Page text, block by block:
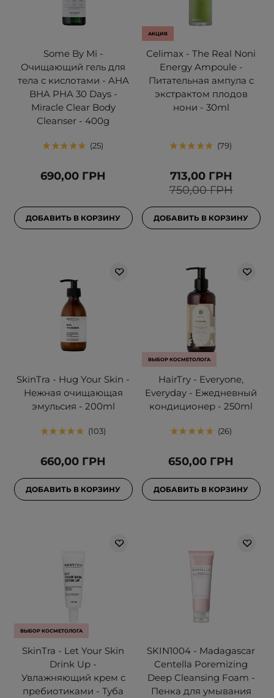
Some By Mi -
Очищающий гель для
тела с кислотами - AHA
BHA PHA 30 Days -
Miracle Clear Body
Cleanser - 400g
25
690,00 ГРН
ДОБАВИТЬ В КОРЗИНУ
АКЦИЯ
Celimax - The Real Noni
Energy Ampoule -
Питательная ампула с
экстрактом плодов
нони - 30ml
79
750,00 ГРН
713,00 ГРН
ДОБАВИТЬ В КОРЗИНУ
SkinTra - Hug Your Skin -
Нежная очищающая
эмульсия - 200ml
103
660,00 ГРН
ДОБАВИТЬ В КОРЗИНУ
ВЫБОР КОСМЕТОЛОГА
HairTry - Everyone,
Everyday - Ежедневный
кондиционер - 250ml
26
650,00 ГРН
ДОБАВИТЬ В КОРЗИНУ
ВЫБОР КОСМЕТОЛОГА
SkinTra - Let Your Skin
Drink Up -
Увлажняющий крем с
пребиотиками - Туба
SKIN1004 - Madagascar
Centella Poremizing
Deep Cleansing Foam -
Пенка для умывания